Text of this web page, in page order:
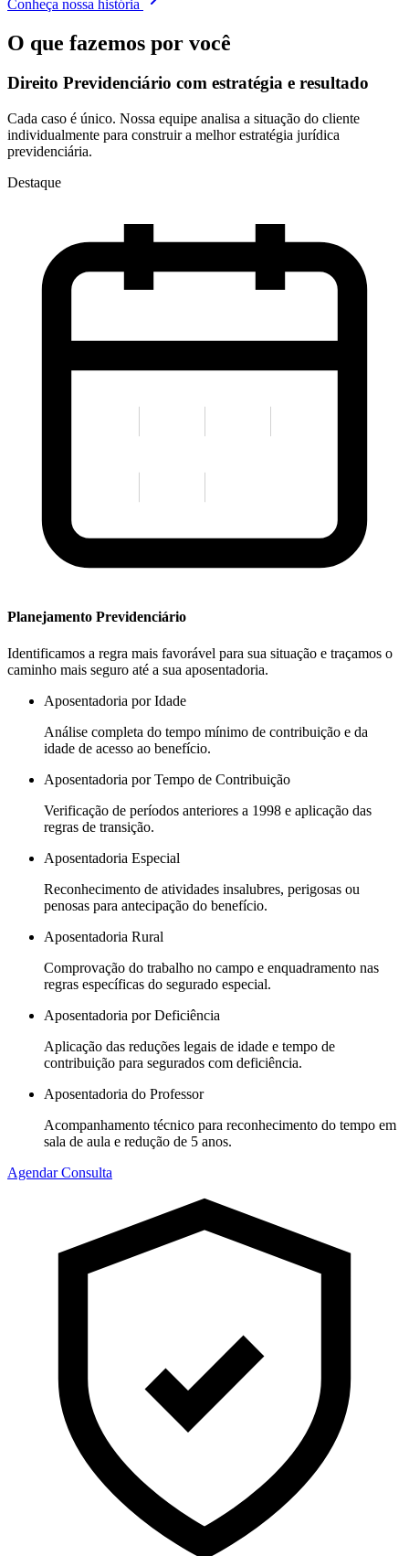
Conheça nossa história
O que fazemos por você
Direito Previdenciário com estratégia e resultado
Cada caso é único. Nossa equipe analisa a situação do cliente
individualmente para construir a melhor estratégia jurídica
previdenciária.
Destaque
Planejamento Previdenciário
Identificamos a regra mais favorável para sua situação e traçamos o
caminho mais seguro até a sua aposentadoria.
Aposentadoria por Idade
Análise completa do tempo mínimo de contribuição e da
idade de acesso ao benefício.
Aposentadoria por Tempo de Contribuição
Verificação de períodos anteriores a 1998 e aplicação das
regras de transição.
Aposentadoria Especial
Reconhecimento de atividades insalubres, perigosas ou
penosas para antecipação do benefício.
Aposentadoria Rural
Comprovação do trabalho no campo e enquadramento nas
regras específicas do segurado especial.
Aposentadoria por Deficiência
Aplicação das reduções legais de idade e tempo de
contribuição para segurados com deficiência.
Aposentadoria do Professor
Acompanhamento técnico para reconhecimento do tempo em
sala de aula e redução de 5 anos.
Agendar Consulta